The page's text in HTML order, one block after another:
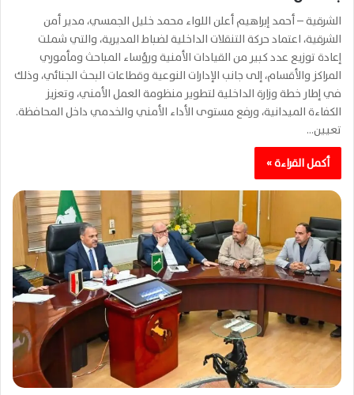
الشرقية – أحمد إبراهيم أعلن اللواء محمد خليل الجمسي، مدير أمن
الشرقية، اعتماد حركة التنقلات الداخلية لضباط المديرية، والتي شملت
إعادة توزيع عدد كبير من القيادات الأمنية ورؤساء المباحث ومأموري
المراكز والأقسام، إلى جانب الإدارات النوعية وقطاعات البحث الجنائي، وذلك
في إطار خطة وزارة الداخلية لتطوير منظومة العمل الأمني، وتعزيز
الكفاءة الميدانية، ورفع مستوى الأداء الأمني والخدمي داخل المحافظة.
تعيين…
أكمل القراءة »